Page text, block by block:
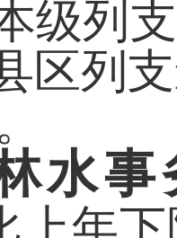
级列
区列
。
水事
上年